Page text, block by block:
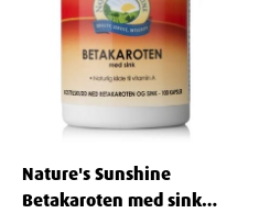
Nature's Sunshine
Betakaroten med sink